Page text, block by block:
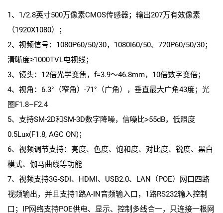
1、1/2.8英寸500万像素CMOS传感器；输出207万有效像素
（1920X1080）；
2、视频信号：1080P60/50/30，1080I60/50、720P60/50/30；
清晰度≥1000TVL电视线；
3、镜头：12倍光学变焦，f=3.9～46.8mm，10倍数字变倍；
4、视角：6.3°（窄角）-71°（广角），垂直最大广角43度；光
圈F1.8–F2.4
5、支持SM-2D和SM-3D数字降噪，信噪比>55dB，低照度
0.5Lux(F1.8, AGC ON)；
6、视频调节支持：亮度、色度、饱和度、对比度、锐度、黑白
模式、伽马曲线等功能
7、视频支持3G-SDI、HDMI、USB2.0、LAN（POE）网口四路
视频输出，并且支持1路A-IN音频输入口，1路RS232输入控制
口；IP网络支持POE供电、显示、控制多线合一，只连接一根网